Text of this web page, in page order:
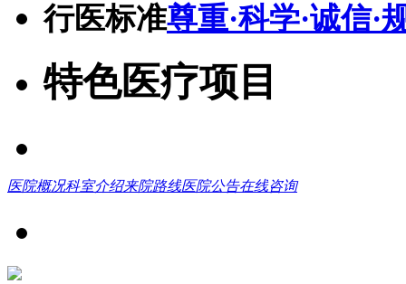
行医标准尊重·科学·诚信·
特色医疗项目
医院概况科室介绍来院路线医院公告在线咨询